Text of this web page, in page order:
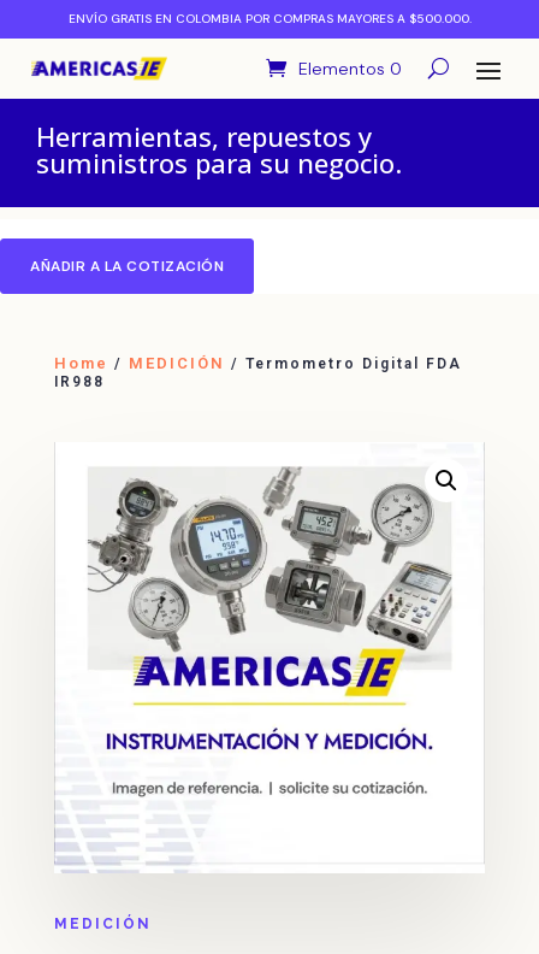
ENVÍO GRATIS EN COLOMBIA POR COMPRAS MAYORES A $500.000.
Elementos 0
Herramientas, repuestos y
suministros para su negocio.
AÑADIR A LA COTIZACIÓN
Home / MEDICIÓN / Termometro Digital FDA
IR988
MEDICIÓN